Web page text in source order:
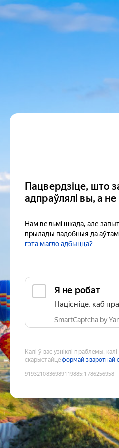
Пацвердзіце, што
адпраўлялі вы, а
Нам вельмі шкада, але
прылады падобныя да
гэта магло адбыцца?
Я не робат
Націсніце, каб
SmartCaptcha by
Калі ў вас узніклі праблемы, калі
скарыстайцеформай зваротнай
9193210836989119885:1786256958